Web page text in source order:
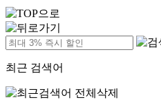
최근 검색어